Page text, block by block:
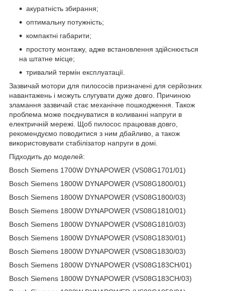
акуратність збирання;
оптимальну потужність;
компактні габарити;
простоту монтажу, адже встановлення здійснюється
на штатне місце;
тривалий термін експлуатації.
Зазвичай мотори для пилососів призначені для серйозних
навантажень і можуть слугувати дуже довго. Причиною
зламання зазвичай стає механічне пошкодження. Також
проблема може поєднуватися в коливанні напруги в
електричній мережі. Щоб пилосос працював довго,
рекомендуємо поводитися з ним дбайливо, а також
використовувати стабілізатор напруги в домі.
Підходить до моделей:
Bosch Siemens 1700W DYNAPOWER (VS08G1701/01)
Bosch Siemens 1800W DYNAPOWER (VS08G1800/01)
Bosch Siemens 1800W DYNAPOWER (VS08G1800/03)
Bosch Siemens 1800W DYNAPOWER (VS08G1810/01)
Bosch Siemens 1800W DYNAPOWER (VS08G1810/03)
Bosch Siemens 1800W DYNAPOWER (VS08G1830/01)
Bosch Siemens 1800W DYNAPOWER (VS08G1830/03)
Bosch Siemens 1800W DYNAPOWER (VS08G183CH/01)
Bosch Siemens 1800W DYNAPOWER (VS08G183CH/03)